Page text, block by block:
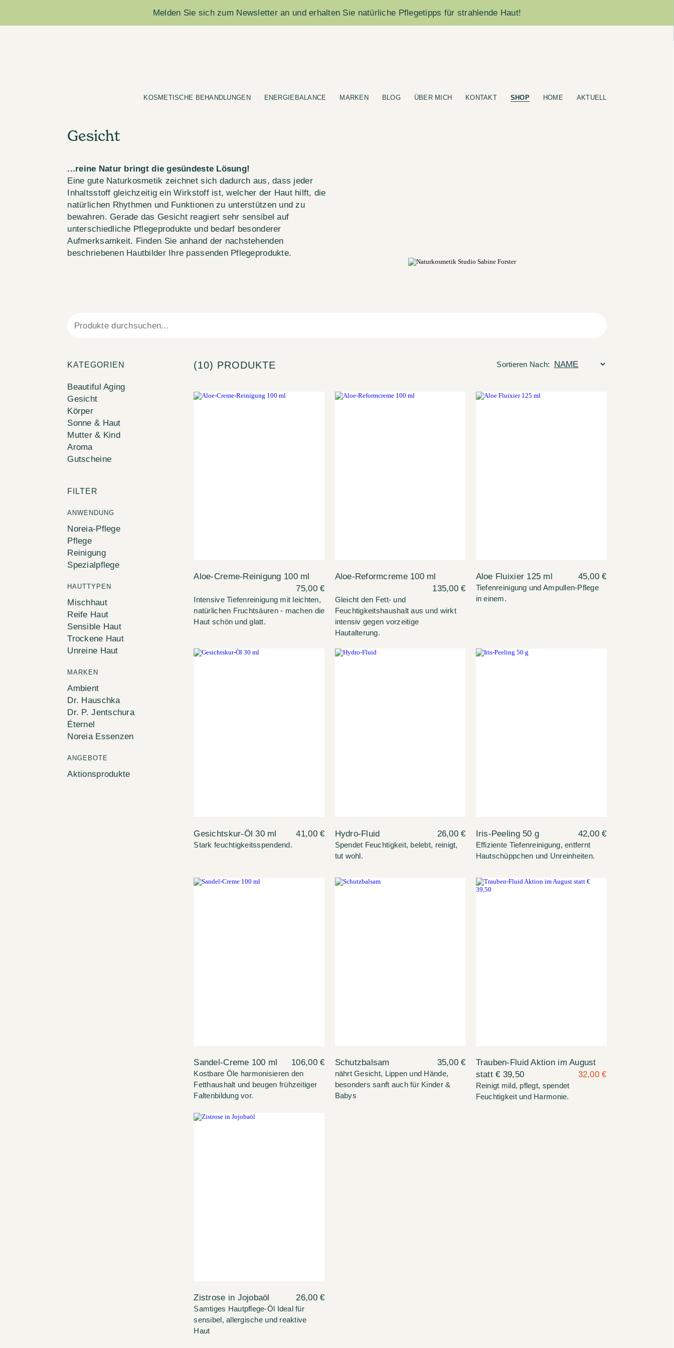
Melden Sie sich zum Newsletter an und erhalten Sie natürliche Pflegetipps für strahlende Haut!
KOSMETISCHE BEHANDLUNGEN ENERGIEBALANCE MARKEN BLOG ÜBER MICH KONTAKT SHOP HOME AKTUELL
Gesicht
...reine Natur bringt die gesündeste Lösung!
Eine gute Naturkosmetik zeichnet sich dadurch aus, dass jeder
Inhaltsstoff gleichzeitig ein Wirkstoff ist, welcher der Haut hilft, die
natürlichen Rhythmen und Funktionen zu unterstützen und zu
bewahren. Gerade das Gesicht reagiert sehr sensibel auf
unterschiedliche Pflegeprodukte und bedarf besonderer
Aufmerksamkeit. Finden Sie anhand der nachstehenden
beschriebenen Hautbilder Ihre passenden Pflegeprodukte.
KATEGORIEN
Beautiful Aging
Gesicht
Körper
Sonne & Haut
Mutter & Kind
Aroma
Gutscheine
FILTER
ANWENDUNG
Noreia-Pflege
Pflege
Reinigung
Spezialpflege
HAUTTYPEN
Mischhaut
Reife Haut
Sensible Haut
Trockene Haut
Unreine Haut
MARKEN
Ambient
Dr. Hauschka
Dr. P. Jentschura
Éternel
Noreia Essenzen
ANGEBOTE
Aktionsprodukte
(10) PRODUKTE Sortieren Nach:
Aloe-Creme-Reinigung 100 ml
75,00 €
Intensive Tiefenreinigung mit leichten,
natürlichen Fruchtsäuren - machen die
Haut schön und glatt.
Aloe-Reformcreme 100 ml
135,00 €
Gleicht den Fett- und
Feuchtigkeitshaushalt aus und wirkt
intensiv gegen vorzeitige
Hautalterung.
Aloe Fluixier 125 ml 45,00 €
Tiefenreinigung und Ampullen-Pflege
in einem.
Gesichtskur-Öl 30 ml 41,00 €
Stark feuchtigkeitsspendend.
Hydro-Fluid 26,00 €
Spendet Feuchtigkeit, belebt, reinigt,
tut wohl.
Iris-Peeling 50 g 42,00 €
Effiziente Tiefenreinigung, entfernt
Hautschüppchen und Unreinheiten.
Sandel-Creme 100 ml 106,00 €
Kostbare Öle harmonisieren den
Fetthaushalt und beugen frühzeitiger
Faltenbildung vor.
Schutzbalsam 35,00 €
nährt Gesicht, Lippen und Hände,
besonders sanft auch für Kinder &
Babys
Trauben-Fluid Aktion im August
statt € 39,50
32,00 €
Reinigt mild, pflegt, spendet
Feuchtigkeit und Harmonie.
Zistrose in Jojobaöl 26,00 €
Samtiges Hautpflege-Öl Ideal für
sensibel, allergische und reaktive
Haut